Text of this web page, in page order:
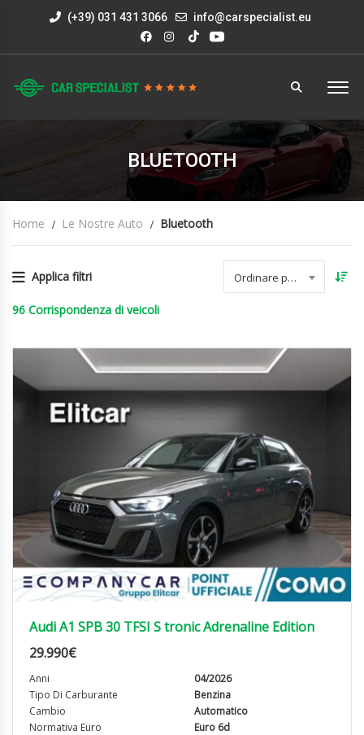
(+39) 031 431 3066 info@carspecialist.eu
BLUETOOTH
Home Le Nostre Auto Bluetooth
Applica filtri Ordinare per data
96 Corrispondenza di veicoli
Audi A1 SPB 30 TFSI S tronic Adrenaline Edition
29.990€
Anni
04/2026
Tipo Di Carburante
Benzina
Cambio
Automatico
Normativa Euro
Euro 6d